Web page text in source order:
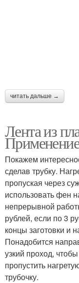
пластиковых
Забор из
бутылок
Заборчик из
пластиковых
читать дальше →
Лента из
Покажем
сделав трубку.
пропуская через
использовать фен
непрерывной
рублей, если по 3
концы заготовки и
Понадобится
узкий проход,
пропустить
трубочку.